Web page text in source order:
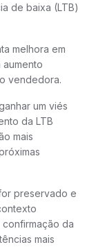
de baixa (LTB)
melhora em
vendedora.
um viés
da LTB
mais
preservado e
da
mais